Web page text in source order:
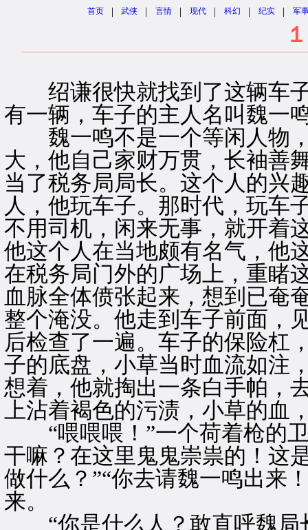
首页 | 武侠 | 言情 | 现代 | 科幻 | 纪实 | 军
绍谦很快就找到了这辆车子
有一辆，车子的主人名叫魏一
魏一鸣不是一个等闲人物，
大，他自己家财万贯，长袖善
当了税务局局长。这个人的兴
人，他玩车子。那时代，玩车
不用司机，闲来无事，就开着
他这个人在当地颇有名气，他
在税务局门外的广场上，重睹
血脉全体偾张起来，想到已奄
整个淹没。他走到车子前面，
后检查了一遍。车子的保险杠
子的底盘，小草当时血流如注
想着，他就掏出一条白手帕，
上沾着褐色的污渍，小草的血
“喂喂喂！”一个荷着枪的卫
干嘛？在这里鬼鬼崇祟的！这
做什么？”“你去请魏一鸣出来
来。
“你是什么人？敢直呼魏局